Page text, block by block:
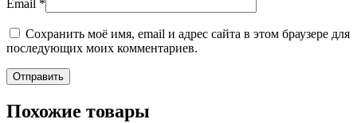
Email *
Сохранить моё имя, email и адрес сайта в этом браузере для
последующих моих комментариев.
Похожие товары